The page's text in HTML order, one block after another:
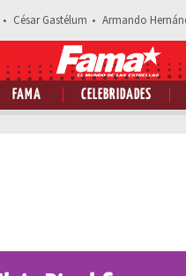
César Gastélum Armando
FAMA CELEBRIDADES